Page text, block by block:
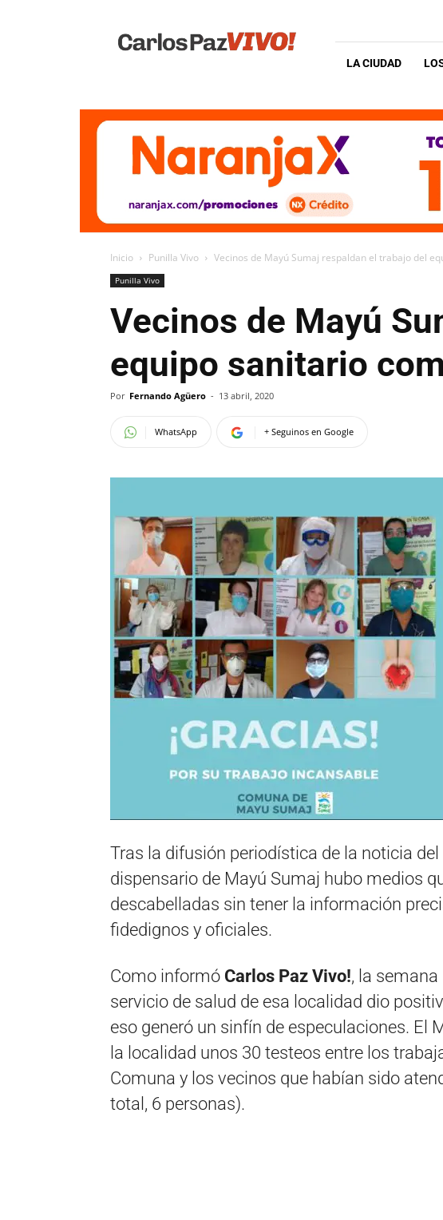
Vivo
LA CIUDAD
Inicio Punilla Vivo Vecinos de Mayú Sumaj respaldan el trabajo del
Punilla Vivo
Vecinos de Mayú
equipo sanitario
Por Fernando Agüero - 13 abril, 2020
WhatsApp + Seguinos en Google
Tras la difusión periodística de la noticia
dispensario de Mayú Sumaj hubo medios
descabelladas sin tener la información
fidedignos y oficiales.
Como informó Carlos Paz Vivo!, la semana
servicio de salud de esa localidad dio
eso generó un sinfín de especulaciones. El
la localidad unos 30 testeos entre los
Comuna y los vecinos que habían sido
total, 6 personas).